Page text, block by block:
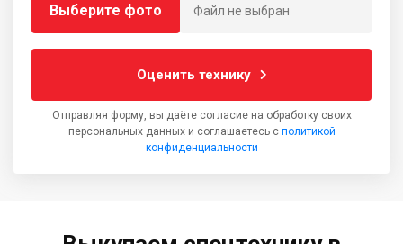
Выберите фото Файл не выбран
Оценить технику
Отправляя форму, вы даёте согласие на обработку своих
персональных данных и соглашаетесь с политикой
конфиденциальности